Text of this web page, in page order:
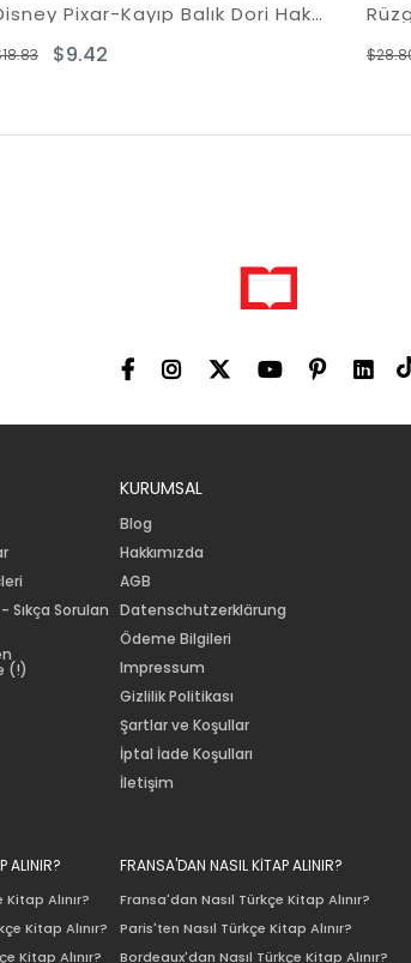
Disney Pixar-Kayıp Balık Dori Hakkında Her Şey Rüzgarın
Sıkça Sorulan
(!)
KURUMSAL
Blog
Hakkımızda
AGB
Datenschutzerklärung
Ödeme Bilgileri
Impressum
Gizlilik Politikası
Şartlar ve Koşullar
İptal İade Koşulları
İletişim
ALINIR?
Alınır?
Kitap Alınır?
Kitap Alınır?
FRANSA'DAN NASIL KİTAP ALINIR?
Fransa'dan Nasıl Türkçe Kitap Alınır?
Paris'ten Nasıl Türkçe Kitap Alınır?
Bordeaux'dan Nasıl Türkçe Kitap Alınır?